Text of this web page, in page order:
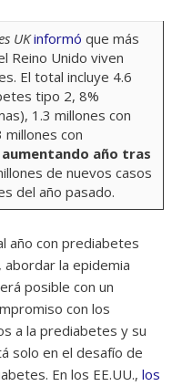
UK informó que más
Reino Unido viven
El total incluye 4.6
tipo 2, 8%
1.3 millones con
con
año tras
de nuevos casos
del año pasado.
año con prediabetes
la epidemia
posible con un
con los
a la prediabetes y su
solo en el desafío de
En los EE.UU., los